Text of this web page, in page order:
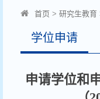
首页 > 研究生教育
学位申请
申请学位和